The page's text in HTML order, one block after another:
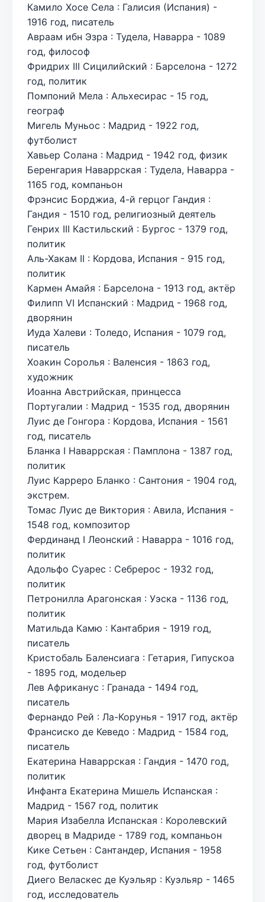
Камило Хосе Села : Галисия (Испания) -
1916 год, писатель
Авраам ибн Эзра : Тудела, Наварра - 1089
год, философ
Фридрих III Сицилийский : Барселона - 1272
год, политик
Помпоний Мела : Альхесирас - 15 год,
географ
Мигель Муньос : Мадрид - 1922 год,
футболист
Хавьер Солана : Мадрид - 1942 год, физик
Беренгария Наваррская : Тудела, Наварра -
1165 год, компаньон
Фрэнсис Борджиа, 4-й герцог Гандия :
Гандия - 1510 год, религиозный деятель
Генрих III Кастильский : Бургос - 1379 год,
политик
Аль-Хакам II : Кордова, Испания - 915 год,
политик
Кармен Амайя : Барселона - 1913 год, актёр
Филипп VI Испанский : Мадрид - 1968 год,
дворянин
Иуда Халеви : Толедо, Испания - 1079 год,
писатель
Хоакин Соролья : Валенсия - 1863 год,
художник
Иоанна Австрийская, принцесса
Португалии : Мадрид - 1535 год, дворянин
Луис де Гонгора : Кордова, Испания - 1561
год, писатель
Бланка I Наваррская : Памплона - 1387 год,
политик
Луис Карреро Бланко : Сантония - 1904 год,
экстрем.
Томас Луис де Виктория : Авила, Испания -
1548 год, композитор
Фердинанд I Леонский : Наварра - 1016 год,
политик
Адольфо Суарес : Себрерос - 1932 год,
политик
Петронилла Арагонская : Уэска - 1136 год,
политик
Матильда Камю : Кантабрия - 1919 год,
писатель
Кристобаль Баленсиага : Гетария, Гипускоа
- 1895 год, модельер
Лев Африканус : Гранада - 1494 год,
писатель
Фернандо Рей : Ла-Корунья - 1917 год, актёр
Франсиско де Кеведо : Мадрид - 1584 год,
писатель
Екатерина Наваррская : Гандия - 1470 год,
политик
Инфанта Екатерина Мишель Испанская :
Мадрид - 1567 год, политик
Мария Изабелла Испанская : Королевский
дворец в Мадриде - 1789 год, компаньон
Кике Сетьен : Сантандер, Испания - 1958
год, футболист
Диего Веласкес де Куэльяр : Куэльяр - 1465
год, исследователь